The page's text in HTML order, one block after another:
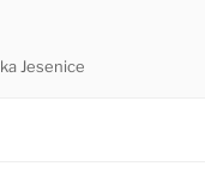
Jesenice